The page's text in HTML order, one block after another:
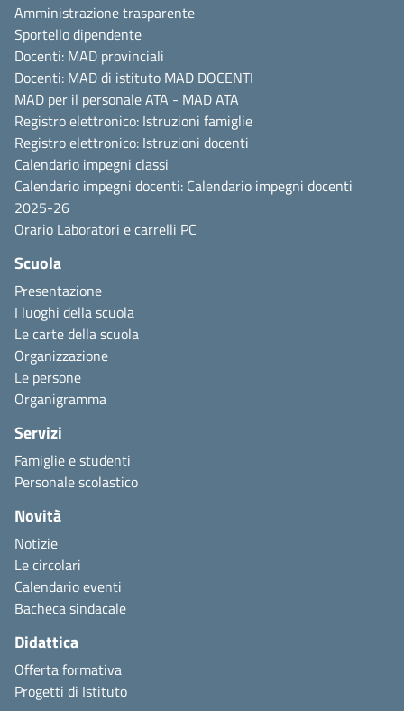
Amministrazione trasparente
Sportello dipendente
Docenti: MAD provinciali
Docenti: MAD di istituto MAD DOCENTI
MAD per il personale ATA - MAD ATA
Registro elettronico: Istruzioni famiglie
Registro elettronico: Istruzioni docenti
Calendario impegni classi
Calendario impegni docenti: Calendario impegni docenti
2025-26
Orario Laboratori e carrelli PC
Scuola
Presentazione
I luoghi della scuola
Le carte della scuola
Organizzazione
Le persone
Organigramma
Servizi
Famiglie e studenti
Personale scolastico
Novità
Notizie
Le circolari
Calendario eventi
Bacheca sindacale
Didattica
Offerta formativa
Progetti di Istituto